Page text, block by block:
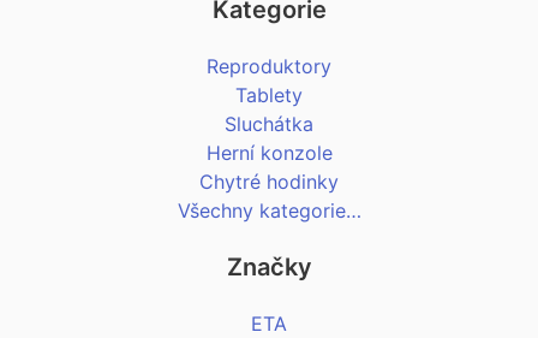
Kategorie
Reproduktory
Tablety
Sluchátka
Herní konzole
Chytré hodinky
Všechny kategorie…
Značky
ETA